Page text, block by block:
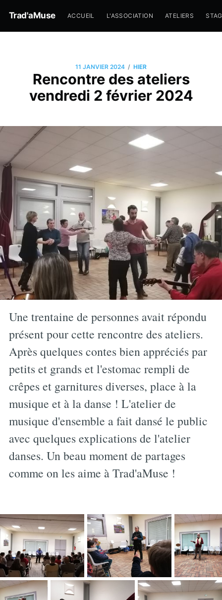
Trad'aMuse ACCUEIL L'ASSOCIATION ATELIERS
11 JANVIER 2024 / HIER
Rencontre des ateliers
vendredi 2 février 2024
Une trentaine de personnes avait répondu
présent pour cette rencontre des ateliers.
Après quelques contes bien appréciés par
petits et grands et l'estomac rempli de
crêpes et garnitures diverses, place à la
musique et à la danse ! L'atelier de
musique d'ensemble a fait dansé le public
avec quelques explications de l'atelier
danses. Un beau moment de partages
comme on les aime à Trad'aMuse !